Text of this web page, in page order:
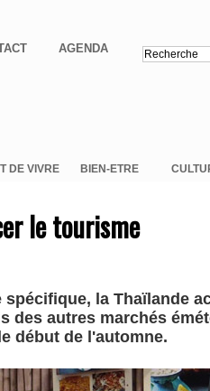
AGENDA
DE VIVRE BIEN-ETRE
le tourisme
la Thaïlande
autres marchés
début de l'automne.